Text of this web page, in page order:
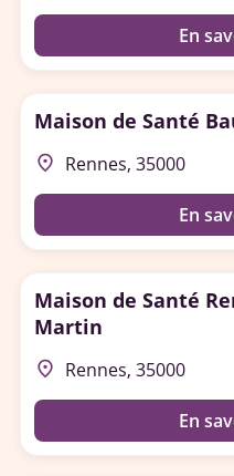
En
Maison de Santé
place Rennes, 35000
En
Maison de Santé
Martin
place Rennes, 35000
En